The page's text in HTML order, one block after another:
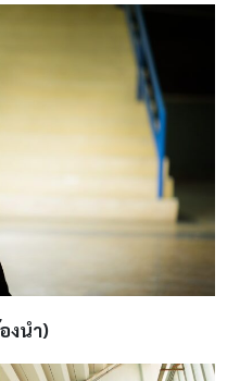
งนำ)